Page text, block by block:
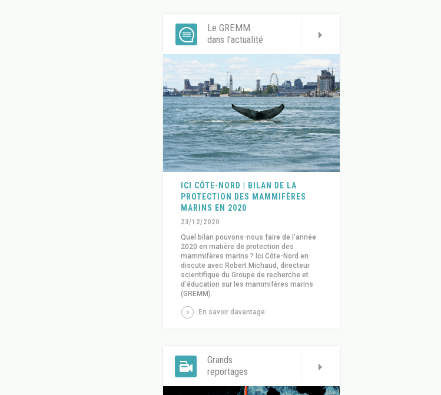
Le GREMM
dans l'actualité
ICI CÔTE-NORD | BILAN DE LA
PROTECTION DES MAMMIFÈRES
MARINS EN 2020
23/12/2020
Quel bilan pouvons-nous faire de l'année
2020 en matière de protection des
mammifères marins ? Ici Côte-Nord en
discute avec Robert Michaud, directeur
scientifique du Groupe de recherche et
d'éducation sur les mammifères marins
(GREMM).
En savoir davantage
Grands
reportages